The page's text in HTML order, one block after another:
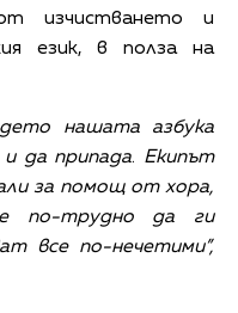
изчистването и
език, в полза на
нашата азбука
да припада. Екипът
за помощ от хора,
по-трудно да ги
все по-нечетими”,